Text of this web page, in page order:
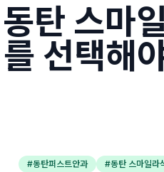
동탄 스마
를 선택해
#동탄퍼스트안과 #동탄 스마일라